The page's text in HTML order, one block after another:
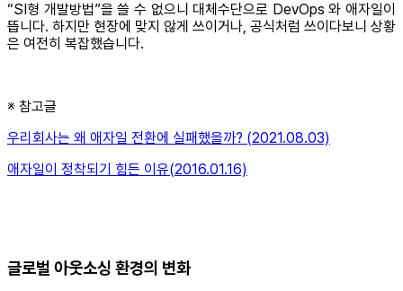
“SI형 개발방법”을 쓸 수 없으니 대체수단으로 DevOps 와 애자일이
뜹니다. 하지만 현장에 맞지 않게 쓰이거나, 공식처럼 쓰이다보니 상황
은 여전히 복잡했습니다.
※ 참고글
우리회사는 왜 애자일 전환에 실패했을까? (2021.08.03)
애자일이 정착되기 힘든 이유(2016.01.16)
글로벌 아웃소싱 환경의 변화